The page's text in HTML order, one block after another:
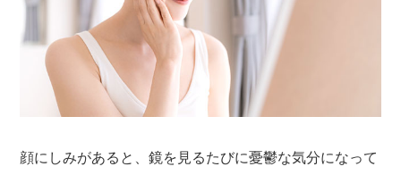
顔にしみがあると、鏡を見るたびに憂鬱な気分になって